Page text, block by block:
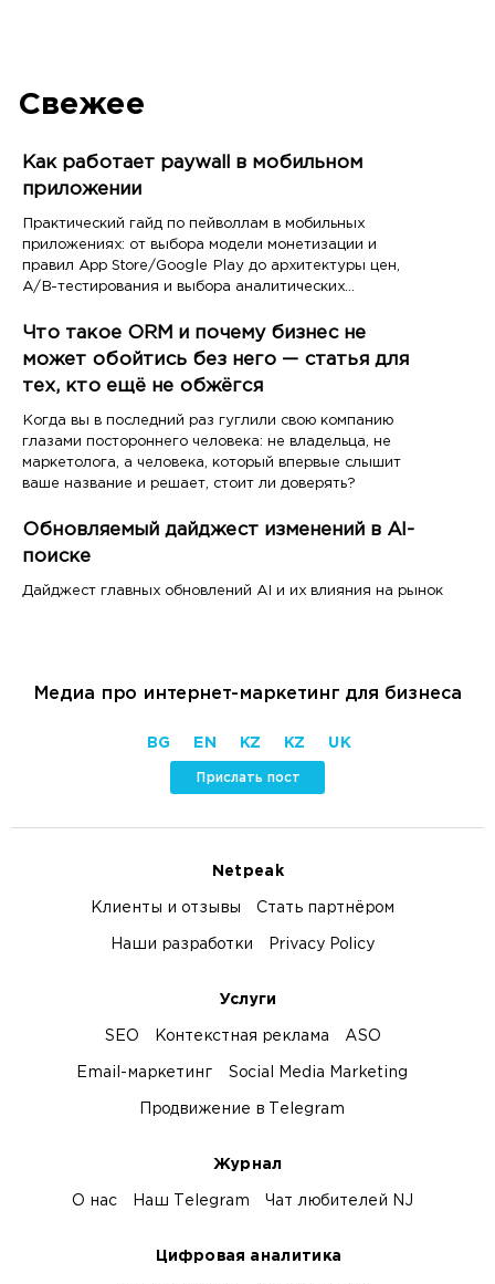
Свежее
Как работает paywall в мобильном
приложении
Практический гайд по пейволлам в мобильных
приложениях: от выбора модели монетизации и
правил App Store/Google Play до архитектуры цен,
A/B-тестирования и выбора аналитических
Что такое ORM и почему бизнес не
может обойтись без него — статья для
тех, кто ещё не обжёгся
Когда вы в последний раз гуглили свою компанию
глазами постороннего человека: не владельца, не
маркетолога, а человека, который впервые слышит
ваше название и решает, стоит ли доверять?
Обновляемый дайджест изменений в AI-
поиске
Дайджест главных обновлений AI и их влияния на рынок
Медиа про интернет-маркетинг для бизнеса
BG EN KZ KZ UK
Прислать пост
Netpeak
Клиенты и отзывы Стать партнёром
Наши разработки Privacy Policy
Услуги
SEO Контекстная реклама ASO
Email-маркетинг Social Media Marketing
Продвижение в Telegram
Журнал
О нас Наш Telegram Чат любителей NJ
Цифровая аналитика